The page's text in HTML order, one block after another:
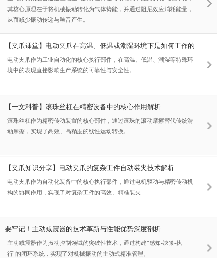
其核心原理在于将机械振动转化为气体势能，并通过阻尼效应消耗能量，
从而减少振动传递与噪音产生。
【夹爪课堂】电动夹爪在高温、低温或潮湿环境下是如何工作的
电动夹爪作为工业自动化的核心执行部件，在高温、低温、潮湿等特殊环
境中的表现直接影响生产系统的可靠性与安全性。
【一文科普】滚珠丝杠在精密设备中的核心作用解析
滚珠丝杠作为精密传动装置的核心部件，通过滚珠的滚动摩擦替代传统滑
动摩擦，实现了高效、高精度的线性运动转换。
【夹爪知识分享】电动夹爪的复杂工件自动装夹技术解析
电动夹爪作为自动化装备中的核心执行部件，通过电机驱动与精密传动机
构的协同作用，实现了对复杂工件的高效、精准装夹
要牢记！主动减震器的技术革新与性能优势深度剖析
主动减震器作为振动控制领域的突破性技术，通过构建"感知-决策-执
行"的闭环系统，实现了对机械振动的主动式精准管理。